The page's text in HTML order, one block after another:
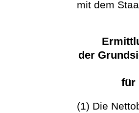
mit dem
der
für
(1) Die